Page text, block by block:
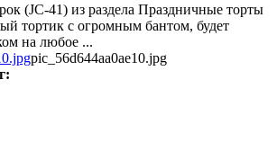
(JC-41) из раздела Праздничные торты
тортик с огромным бантом, будет
на любое ...
pic_56d644aa0ae10.jpg